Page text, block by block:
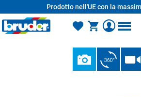
Prodotto nell'UE con la